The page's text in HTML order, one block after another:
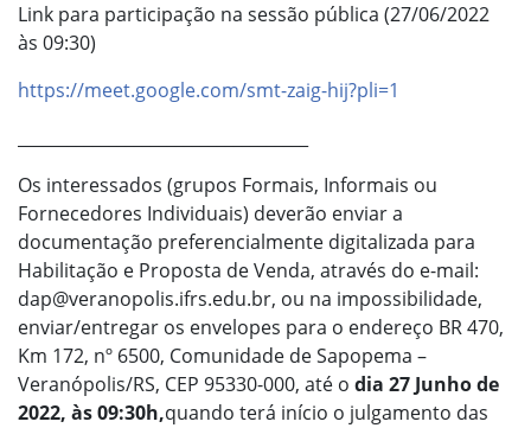
Link para participação na sessão pública (27/06/2022
às 09:30)
https://meet.google.com/smt-zaig-hij?pli=1
Os interessados (grupos Formais, Informais ou
Fornecedores Individuais) deverão enviar a
documentação preferencialmente digitalizada para
Habilitação e Proposta de Venda, através do e-mail:
dap@veranopolis.ifrs.edu.br, ou na impossibilidade,
enviar/entregar os envelopes para o endereço BR 470,
Km 172, nº 6500, Comunidade de Sapopema –
Veranópolis/RS, CEP 95330-000, até o dia 27 Junho de
2022, às 09:30h,quando terá início o julgamento das